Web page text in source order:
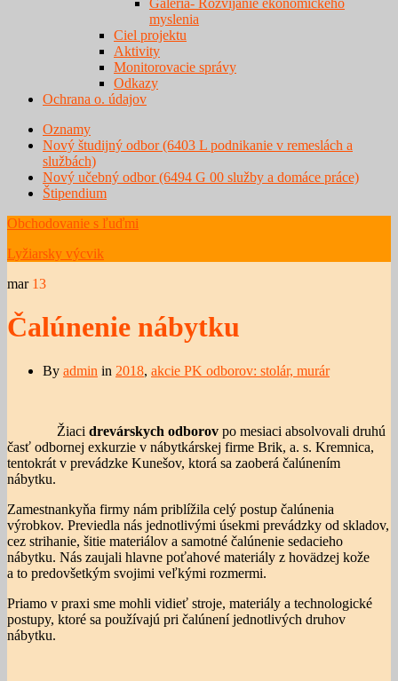
Galéria- Rozvíjanie ekonomického
myslenia
Ciel projektu
Aktivity
Monitorovacie správy
Odkazy
Ochrana o. údajov
Oznamy
Nový študijný odbor (6403 L podnikanie v remeslách a
službách)
Nový učebný odbor (6494 G 00 služby a domáce práce)
Štipendium
Obchodovanie s ľuďmi
Lyžiarsky výcvik
mar 13
Čalúnenie nábytku
By admin in 2018, akcie PK odborov: stolár, murár
Žiaci drevárskych odborov po mesiaci absolvovali druhú
časť odbornej exkurzie v nábytkárskej firme Brik, a. s. Kremnica,
tentokrát v prevádzke Kunešov, ktorá sa zaoberá čalúnením
nábytku.
Zamestnankyňa firmy nám priblížila celý postup čalúnenia
výrobkov. Previedla nás jednotlivými úsekmi prevádzky od skladov,
cez strihanie, šitie materiálov a samotné čalúnenie sedacieho
nábytku. Nás zaujali hlavne poťahové materiály z hovädzej kože
a to predovšetkým svojimi veľkými rozmermi.
Priamo v praxi sme mohli vidieť stroje, materiály a technologické
postupy, ktoré sa používajú pri čalúnení jednotlivých druhov
nábytku.